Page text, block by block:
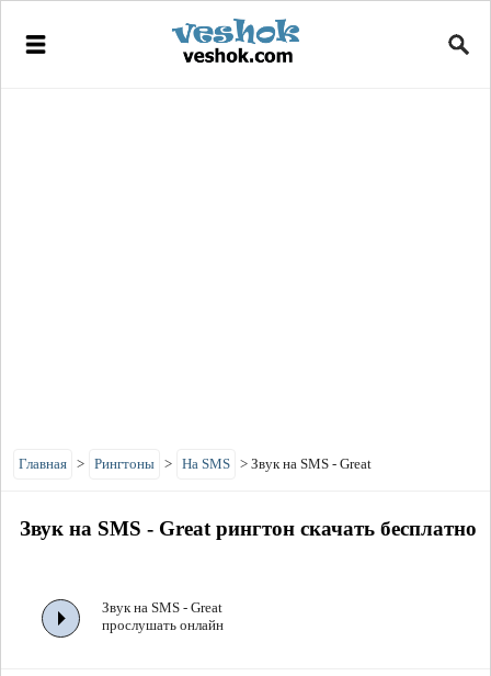
Главная > Рингтоны > На SMS > Звук на SMS - Great
Звук на SMS - Great рингтон скачать бесплатно
Звук на SMS - Great
прослушать онлайн